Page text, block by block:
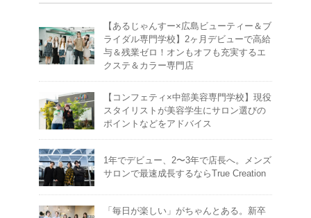
【あるじゃんすー×広島ビューティー＆ブ
ライダル専門学校】2ヶ月デビューで高給
与＆残業ゼロ！オンもオフも充実するエ
クステ＆カラー専門店
【コンフェティ×中部美容専門学校】現役
スタイリストが美容学生にサロン選びの
ポイントなどをアドバイス
1年でデビュー、2〜3年で店長へ。メンズ
サロンで最速成長するならTrue Creation
「毎日が楽しい」がちゃんとある。新卒